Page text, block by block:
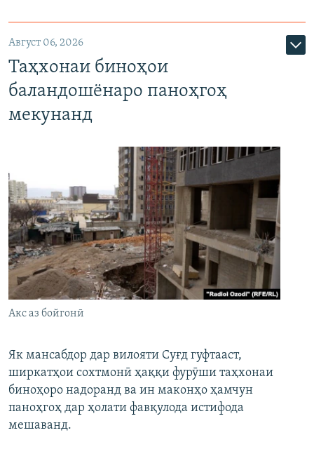
Август 06, 2026
Таҳхонаи биноҳои
баландошёнаро паноҳгоҳ
мекунанд
Акс аз бойгонӣ
Як мансабдор дар вилояти Суғд гуфтааст,
ширкатҳои сохтмонӣ ҳаққи фурӯши таҳхонаи
биноҳоро надоранд ва ин маконҳо ҳамчун
паноҳгоҳ дар ҳолати фавқулода истифода
мешаванд.